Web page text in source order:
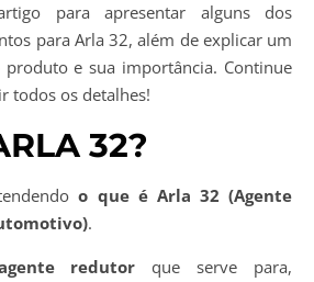
para apresentar alguns dos
para Arla 32, além de explicar um
e sua importância. Continue
todos os detalhes!
32?
o que é Arla 32 (Agente
.
redutor que serve para,